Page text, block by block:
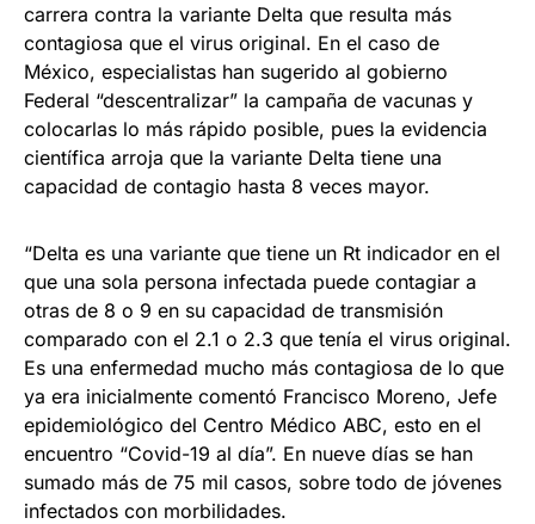
carrera contra la variante Delta que resulta más
contagiosa que el virus original. En el caso de
México, especialistas han sugerido al gobierno
Federal “descentralizar” la campaña de vacunas y
colocarlas lo más rápido posible, pues la evidencia
científica arroja que la variante Delta tiene una
capacidad de contagio hasta 8 veces mayor.
“Delta es una variante que tiene un Rt indicador en el
que una sola persona infectada puede contagiar a
otras de 8 o 9 en su capacidad de transmisión
comparado con el 2.1 o 2.3 que tenía el virus original.
Es una enfermedad mucho más contagiosa de lo que
ya era inicialmente comentó Francisco Moreno, Jefe
epidemiológico del Centro Médico ABC, esto en el
encuentro “Covid-19 al día”. En nueve días se han
sumado más de 75 mil casos, sobre todo de jóvenes
infectados con morbilidades.